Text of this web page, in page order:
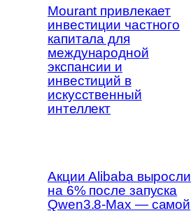
Mourant привлекает
инвестиции частного
капитала для
международной
экспансии и
инвестиций в
искусственный
интеллект
Акции Alibaba выросли
на 6% после запуска
Qwen3.8-Max — самой